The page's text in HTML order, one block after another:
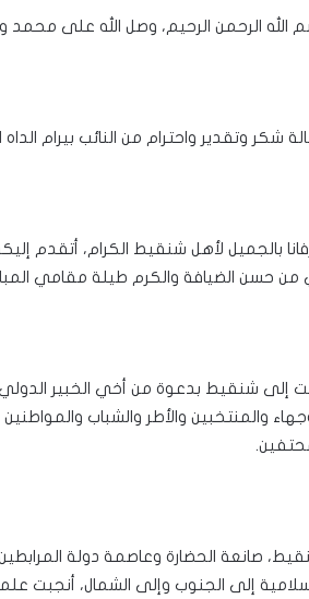
الله الرحمن الرحيم، وصل الله على محمد
شكر وتقدير واحترام من النائب بيرام
بالجميل لأهل شنقيط الكرام، أتقدم
من حسن الضيافة والكرم طيلة مقامي
إلى شنقيط بدعوة من أخي الخبير الدولي
والمنتخبين والأطر والشباب
صانعة الحضارة وعاصمة دولة
إلى الجنوب وإلى الشمال، أنجبت